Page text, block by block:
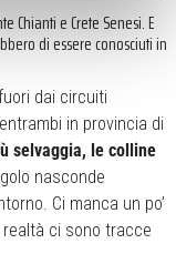
Chianti e Crete Senesi. E
di essere conosciuti in
dai circuiti
in provincia di
selvaggia, le colline
nasconde
Ci manca un po’
realtà ci sono tracce